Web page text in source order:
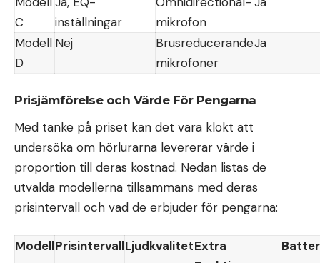
C
inställningar
mikrofon
Modell
D
Nej
Brusreducerande
mikrofoner
Ja
Prisjämförelse och Värde För Pengarna
Med tanke på priset kan det vara klokt att
undersöka om hörlurarna levererar värde i
proportion till deras kostnad. Nedan listas de
utvalda modellerna tillsammans med deras
prisintervall och vad de erbjuder för pengarna:
ModellPrisintervallLjudkvalitetExtra